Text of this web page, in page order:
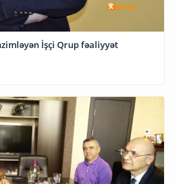
İşçi Qrup fəaliyyət